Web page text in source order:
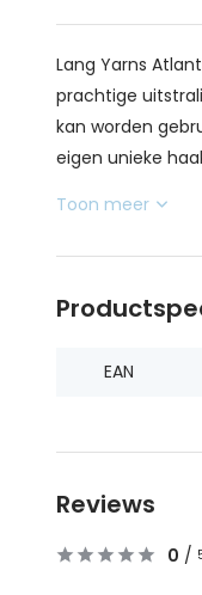
Lang Yarns
prachtige
kan worden
eigen unieke
Toon meer
EAN
Reviews
0 /